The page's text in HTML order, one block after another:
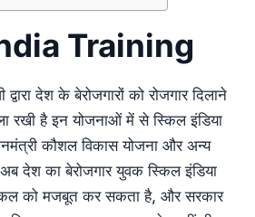
Training
देश के बेरोजगारों को रोजगार दिलाने
रखी है इन योजनाओं में से स्किल इंडिया
कौशल विकास योजना और अन्य
देश का बेरोजगार युवक स्किल इंडिया
को मजबूत कर सकता है, और सरकार